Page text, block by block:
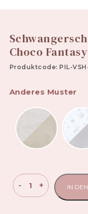
Choco Fantasy
Produktcode: PIL-
Anderes Muster
- + IN